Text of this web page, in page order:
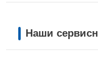
Наши